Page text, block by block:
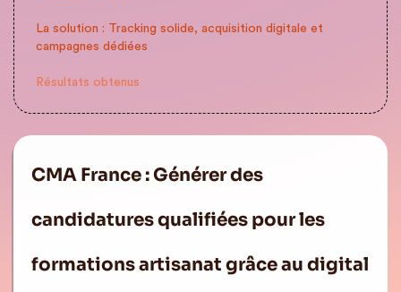
La solution : Tracking solide, acquisition digitale et
campagnes dédiées
Résultats obtenus
CMA France : Générer des
candidatures qualifiées pour les
formations artisanat grâce au digital